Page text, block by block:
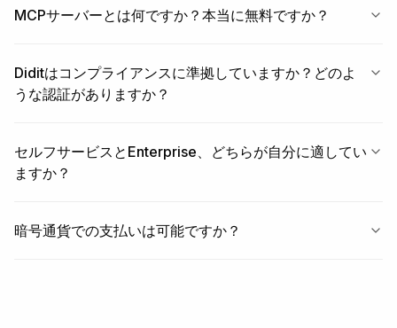
MCPサーバーとは何ですか？本当に無料ですか？
Diditはコンプライアンスに準拠していますか？どのよ
うな認証がありますか？
セルフサービスとEnterprise、どちらが自分に適してい
ますか？
暗号通貨での支払いは可能ですか？